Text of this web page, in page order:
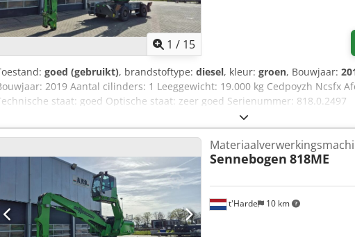
en onze algemene voorwaarden vindt u op onze website ... Wij
van onze algemene voorwaarden (zie: ... / AGB).
1 / 15
goed (gebruikt), brandstoftype: diesel, kleur: groen, Bouwjaar:
2019 Aantal cilinders: 1 Leeggewicht: 19.000 kg Cedpoyzh Ncsfx
staat: goed Optische staat: zeer goed Serienummer: 818.0.2497
t'Harde 10 km
Sennebogen 818ME